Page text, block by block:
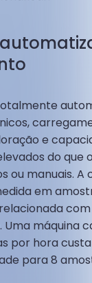
e
do que
ou manuais. A
em
Uma máquina
por hora
para 8